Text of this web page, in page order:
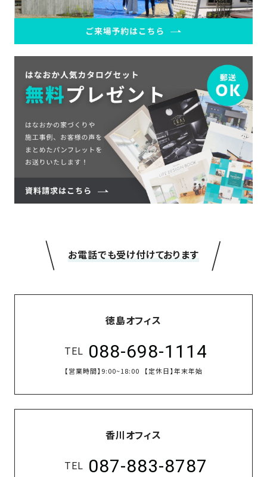
＼お電話でも受け付けております／
徳島オフィス
TEL 088-698-1114
【営業時間】 9:00~18:00 【定休日】年末年始
香川オフィス
TEL 087-883-8787